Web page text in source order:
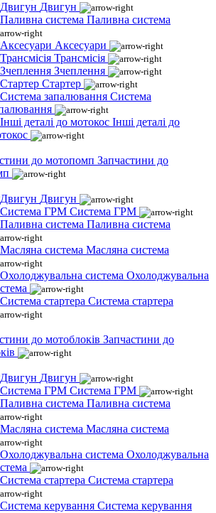
Двигун
Паливна система
Аксесуари
Трансмісія
Зчеплення
Стартер
Система
Інші деталі до
Запчастини до
Двигун
Система ГРМ
Паливна система
Масляна система
Охолоджувальна
Система стартера
Запчастини до
Двигун
Система ГРМ
Паливна система
Масляна система
Охолоджувальна
Система стартера
Система керування